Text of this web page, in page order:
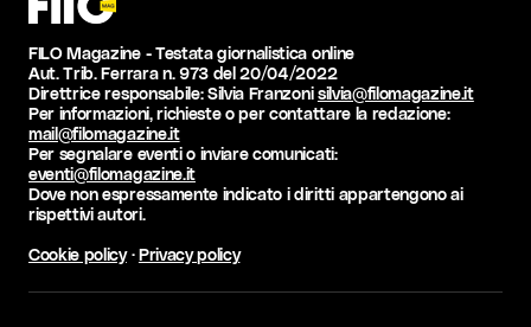
FILO Magazine - Testata giornalistica online
Aut. Trib. Ferrara n. 973 del 20/04/2022
Direttrice responsabile: Silvia Franzonisilvia@filomagazine.it
Per informazioni, richieste o per contattare la redazione:
mail@filomagazine.it
Per segnalare eventi o inviare comunicati:
eventi@filomagazine.it
Dove non espressamente indicato i diritti appartengono ai
rispettivi autori.
Cookie policy·Privacy policy